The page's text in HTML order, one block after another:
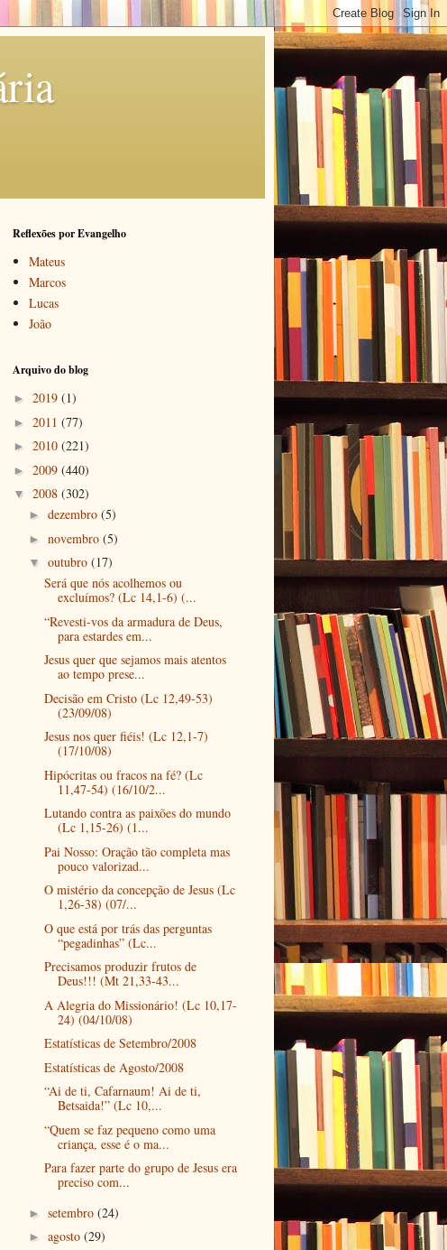
Reflexões por Evangelho
Mateus
Marcos
Lucas
João
Arquivo do blog
► 2019 (1)
► 2011 (77)
► 2010 (221)
► 2009 (440)
▼ 2008 (302)
► dezembro (5)
► novembro (5)
▼ outubro (17)
Será que nós acolhemos ou
excluímos? (Lc 14,1-6) (...
“Revesti-vos da armadura de Deus,
para estardes em...
Jesus quer que sejamos mais atentos
ao tempo prese...
Decisão em Cristo (Lc 12,49-53)
(23/09/08)
Jesus nos quer fiéis! (Lc 12,1-7)
(17/10/08)
Hipócritas ou fracos na fé? (Lc
11,47-54) (16/10/2...
Lutando contra as paixões do mundo
(Lc 1,15-26) (1...
Pai Nosso: Oração tão completa mas
pouco valorizad...
O mistério da concepção de Jesus (Lc
1,26-38) (07/...
O que está por trás das perguntas
“pegadinhas” (Lc...
Precisamos produzir frutos de
Deus!!! (Mt 21,33-43...
A Alegria do Missionário! (Lc 10,17-
24) (04/10/08)
Estatísticas de Setembro/2008
Estatísticas de Agosto/2008
“Ai de ti, Cafarnaum! Ai de ti,
Betsaida!” (Lc 10,...
“Quem se faz pequeno como uma
criança, esse é o ma...
Para fazer parte do grupo de Jesus era
preciso com...
► setembro (24)
► agosto (29)